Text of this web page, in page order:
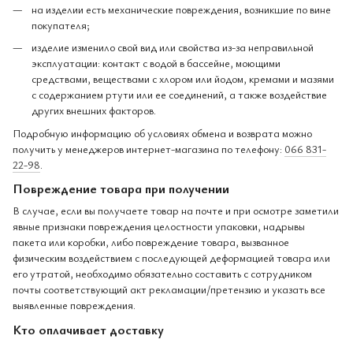
на изделии есть механические повреждения, возникшие по вине
покупателя;
изделие изменило свой вид или свойства из-за неправильной
эксплуатации: контакт с водой в бассейне, моющими
средствами, веществами с хлором или йодом, кремами и мазями
с содержанием ртути или ее соединений, а также воздействие
других внешних факторов.
Подробную информацию об условиях обмена и возврата можно
получить у менеджеров интернет-магазина по телефону: 066 831-
22-98
Повреждение товара при получении
В случае, если вы получаете товар на почте и при осмотре заметили
явные признаки повреждения целостности упаковки, надрывы
пакета или коробки, либо повреждение товара, вызванное
физическим воздействием с последующей деформацией товара или
его утратой, необходимо обязательно составить с сотрудником
почты соответствующий акт рекламации/претензию и указать все
выявленные повреждения.
Кто оплачивает доставку